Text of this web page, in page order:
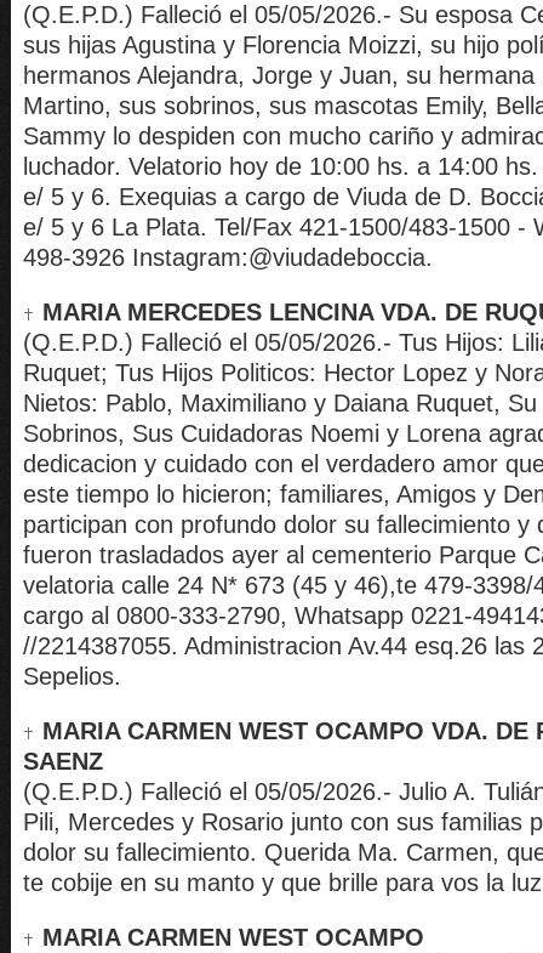
(Q.E.P.D.) Falleció el 05/05/2026.- Su esposa
sus hijas Agustina y Florencia Moizzi, su hijo
hermanos Alejandra, Jorge y Juan, su hermana
Martino, sus sobrinos, sus mascotas Emily,
Sammy lo despiden con mucho cariño y
luchador. Velatorio hoy de 10:00 hs. a 14:00
e/ 5 y 6. Exequias a cargo de Viuda de D.
e/ 5 y 6 La Plata. Tel/Fax 421-1500/483-1500 -
498-3926 Instagram:@viudadeboccia.
MARIA MERCEDES LENCINA VDA. DE
(Q.E.P.D.) Falleció el 05/05/2026.- Tus Hijos:
Ruquet; Tus Hijos Politicos: Hector Lopez y
Nietos: Pablo, Maximiliano y Daiana Ruquet,
Sobrinos, Sus Cuidadoras Noemi y Lorena
dedicacion y cuidado con el verdadero amor
este tiempo lo hicieron; familiares, Amigos y
participan con profundo dolor su fallecimiento y
fueron trasladados ayer al cementerio Parque
velatoria calle 24 N* 673 (45 y 46),te 479-3398/
cargo al 0800-333-2790, Whatsapp 0221-
//2214387055. Administracion Av.44 esq.26 las
Sepelios.
MARIA CARMEN WEST OCAMPO VDA. DE
SAENZ
(Q.E.P.D.) Falleció el 05/05/2026.- Julio A.
Pili, Mercedes y Rosario junto con sus familias
dolor su fallecimiento. Querida Ma. Carmen,
te cobije en su manto y que brille para vos la
MARIA CARMEN WEST OCAMPO